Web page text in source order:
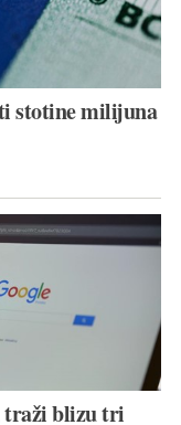
stotine milijuna
traži blizu tri